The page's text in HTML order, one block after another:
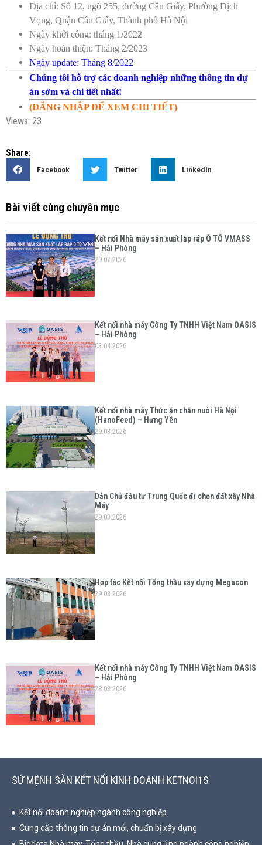
Địa chỉ: Số 12, ngõ 255, đường Cầu Giấy, Phường Dịch
Vọng, Quận Cầu Giấy, Thành phố Hà Nội
Ngày khởi công: tháng 1/2022
Ngày hoàn thiện: Tháng 2/2023
Ngày update: Tháng 8/2022
Chúng tôi hỗ trợ các doanh nghiệp những thông tin dự
án sớm và chi tiết nhất!
(ĐĂNG NHẬP ĐỂ XEM CHI TIẾT)
Views: 23
Share:
Facebook Twitter LinkedIn
Bài viết cùng chuyên mục
Kết nối Nhà máy sản xuất lắp ráp Ô TÔ VMASS
– Hải Phòng
29.07.2026
Kết nối nhà máy Công Ty TNHH Việt Nam OASIS
– Hải Phòng
03.04.2026
Kết nối nhà máy Thức ăn chăn nuôi Hà Nội
(HanoFeed) – Hưng Yên
29.03.2026
Dẫn Chủ đầu tư Trung Quốc đi chọn đất xây Nhà
Máy
29.03.2026
Hợp tác Kết nối Tổng thầu xây dựng Megacon
29.03.2026
Kết nối nhà máy Công Ty TNHH Việt Nam OASIS
– Hải Phòng
28.03.2026
SỨ MỆNH SÀN KẾT NỐI KINH DOANH KETNOI1S
Kết nối doanh nghiệp ngành công nghiệp
Cung cấp thông tin dự án mới, chuẩn bị xây dựng